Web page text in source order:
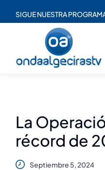
SIGUE NUESTRA
La
récord de
Septiembre 5, 2024